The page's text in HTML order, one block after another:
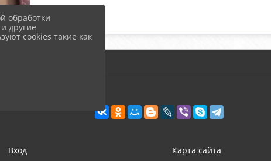
Вход Карта сайта
обработки
другие
cookies такие как